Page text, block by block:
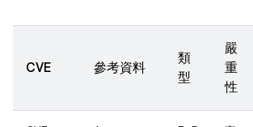
CVE 參考資料
類
型
嚴
重
性